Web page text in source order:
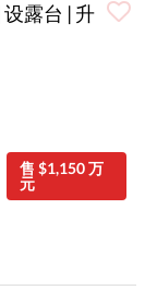
露台 | 升
售 $1,150 万
元